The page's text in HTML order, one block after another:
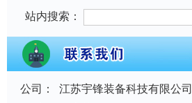
站内搜索：
公司：
江苏宇锋装备科技有限公司